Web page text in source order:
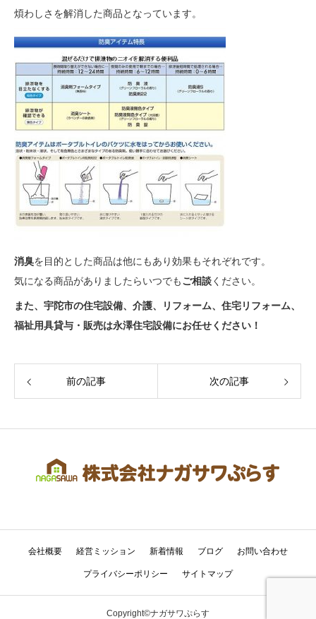
煩わしさを解消した商品となっています。
消臭を目的とした商品は他にもあり効果もそれぞれです。
気になる商品がありましたらいつでもご相談ください。
また、宇陀市の住宅設備、介護、リフォーム、住宅リフォーム、
福祉用具貸与・販売は永澤住宅設備にお任せください！
前の記事 次の記事
会社概要 経営ミッション 新着情報 ブログ お問い合わせ
プライバシーポリシー サイトマップ
Copyright©ナガサワぷらす